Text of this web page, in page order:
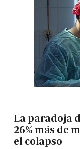
La paradoja
26% más de
el colapso